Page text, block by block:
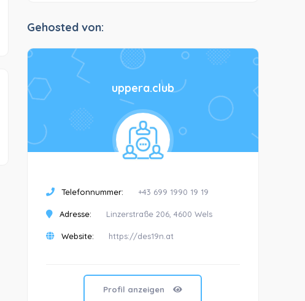
Gehosted von:
uppera.club
Telefonnummer: +43 699 1990 19 19
Adresse: Linzerstraße 206, 4600 Wels
Website: https://des19n.at
Profil anzeigen